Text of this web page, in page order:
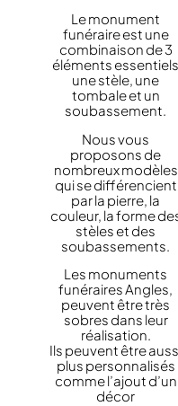
Le monument
funéraire est une
combinaison de 3
éléments essentiels
une stèle, une
tombale et un
soubassement.
Nous vous
proposons de
nombreux modèles
qui se différencient
par la pierre, la
couleur, la forme
stèles et des
soubassements.
Les monuments
funéraires Angles,
peuvent être très
sobres dans leur
réalisation.
Ils peuvent être
plus personnalisés
comme l’ajout d’un
décor